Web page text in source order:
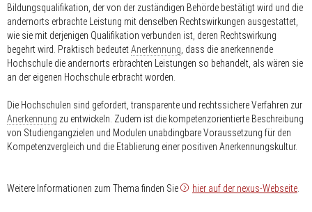
Bildungsqualifikation, der von der zuständigen Behörde bestätigt wird und die
andernorts erbrachte Leistung mit denselben Rechtswirkungen ausgestattet,
wie sie mit derjenigen Qualifikation verbunden ist, deren Rechtswirkung
begehrt wird. Praktisch bedeutetAnerkennung , dass die anerkennende
Hochschule die andernorts erbrachten Leistungen so behandelt, als wären sie
an der eigenen Hochschule erbracht worden.
Die Hochschulen sind gefordert, transparente und rechtssichere Verfahren zur
Anerkennung zu entwickeln. Zudem ist die kompetenzorientierte Beschreibung
von Studiengangzielen und Modulen unabdingbare Voraussetzung für den
Kompetenzvergleich und die Etablierung einer positiven Anerkennungskultur.
Weitere Informationen zum Thema finden Sie hier auf der nexus-Webseite